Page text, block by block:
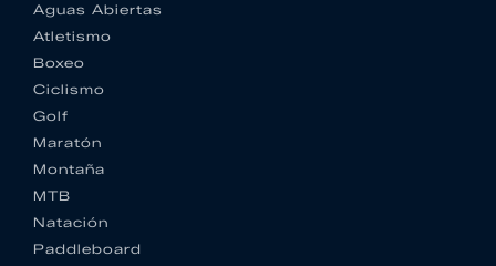
Aguas Abiertas
Atletismo
Boxeo
Ciclismo
Golf
Maratón
Montaña
MTB
Natación
Paddleboard